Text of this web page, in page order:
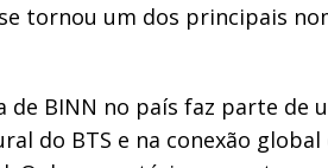
tornou um dos principais
de BINN no país faz parte de
do BTS e na conexão